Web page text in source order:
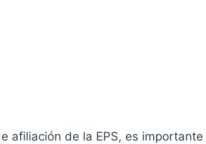
afiliación de la EPS, es